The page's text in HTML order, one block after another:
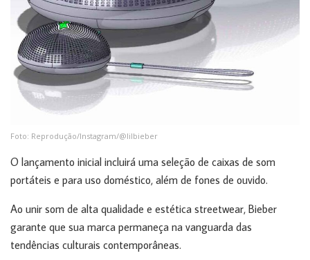
Foto: Reprodução/Instagram/@lilbieber
O lançamento inicial incluirá uma seleção de caixas de som
portáteis e para uso doméstico, além de fones de ouvido.
Ao unir som de alta qualidade e estética streetwear, Bieber
garante que sua marca permaneça na vanguarda das
tendências culturais contemporâneas.